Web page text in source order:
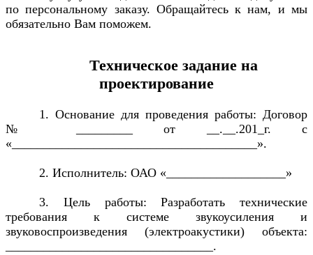
по персональному заказу. Обращайтесь к нам, и мы
обязательно Вам поможем.
Техническое задание на
проектирование
1. Основание для проведения работы: Договор
№ _________ от __.__.201_г. с
«_______________________________________».
2. Исполнитель: ОАО «___________________»
3. Цель работы: Разработать технические
требования к системе звукоусиления и
звуковоспроизведения (электроакустики) объекта:
_________________________________.